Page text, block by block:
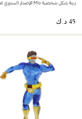
زينة شكل شخصية Mo الإصدار السنوي لعام 2026